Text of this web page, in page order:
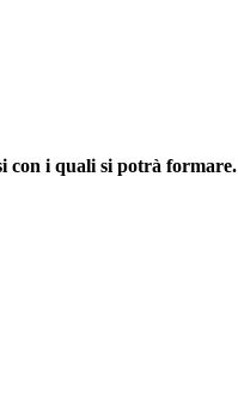
con i quali si potrà formare.